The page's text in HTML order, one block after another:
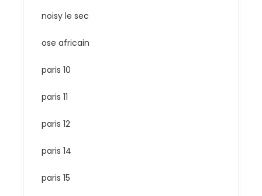
noisy le sec
ose africain
paris 10
paris 11
paris 12
paris 14
paris 15